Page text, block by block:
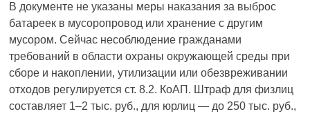
В документе не указаны меры наказания за выброс
батареек в мусоропровод или хранение с другим
мусором. Сейчас несоблюдение гражданами
требований в области охраны окружающей среды при
сборе и накоплении, утилизации или обезвреживании
отходов регулируется ст. 8.2. КоАП. Штраф для физлиц
составляет 1–2 тыс. руб., для юрлиц — до 250 тыс. руб.,